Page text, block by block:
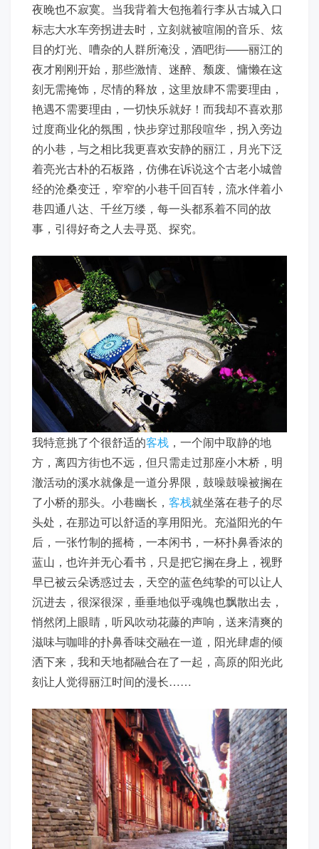
夜晚也不寂寞。当我背着大包拖着行李从古城入口
标志大水车旁拐进去时，立刻就被喧闹的音乐、炫
目的灯光、嘈杂的人群所淹没，酒吧街——丽江的
夜才刚刚开始，那些激情、迷醉、颓废、慵懒在这
刻无需掩饰，尽情的释放，这里放肆不需要理由，
艳遇不需要理由，一切快乐就好！而我却不喜欢那
过度商业化的氛围，快步穿过那段喧华，拐入旁边
的小巷，与之相比我更喜欢安静的丽江，月光下泛
着亮光古朴的石板路，仿佛在诉说这个古老小城曾
经的沧桑变迁，窄窄的小巷千回百转，流水伴着小
巷四通八达、千丝万缕，每一头都系着不同的故
事，引得好奇之人去寻觅、探究。
我特意挑了个很舒适的客栈 ，一个闹中取静的地
方，离四方街也不远，但只需走过那座小木桥，明
澈活动的溪水就像是一道分界限，鼓噪鼓噪被搁在
了小桥的那头。小巷幽长， 客栈就坐落在巷子的尽
头处，在那边可以舒适的享用阳光。充溢阳光的午
后，一张竹制的摇椅，一本闲书，一杯扑鼻香浓的
蓝山，也许并无心看书，只是把它搁在身上，视野
早已被云朵诱惑过去，天空的蓝色纯挚的可以让人
沉进去，很深很深，垂垂地似乎魂魄也飘散出去，
悄然闭上眼睛，听风吹动花藤的声响，送来清爽的
滋味与咖啡的扑鼻香味交融在一道，阳光肆虐的倾
洒下来，我和天地都融合在了一起，高原的阳光此
刻让人觉得丽江时间的漫长……